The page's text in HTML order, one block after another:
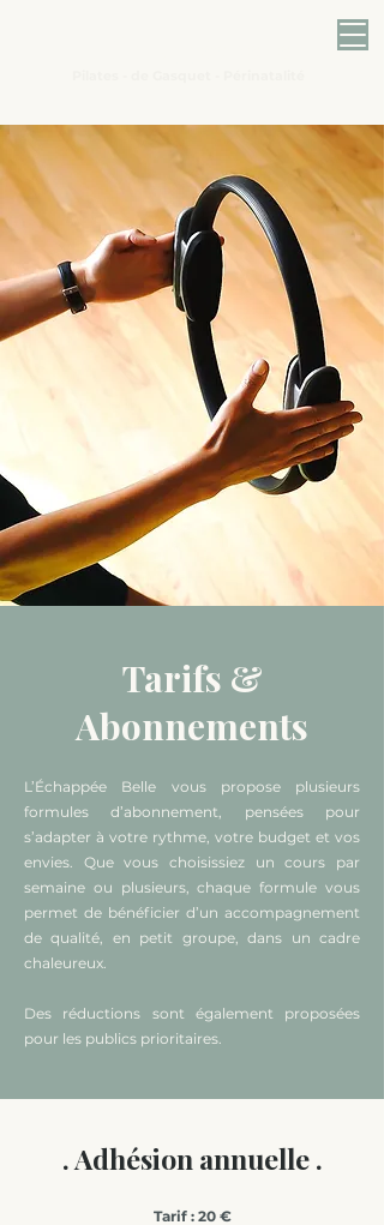
Tarifs &
Abonnements
L’Échappée Belle vous propose plusieurs
formules d’abonnement, pensées pour
s’adapter à votre rythme, votre budget et vos
envies. Que vous choisissiez un cours par
semaine ou plusieurs, chaque formule vous
permet de bénéficier d’un accompagnement
de qualité, en petit groupe, dans un cadre
chaleureux.
Des réductions sont également proposées
pour les publics prioritaires.
. Adhésion annuelle .
Tarif : 20 €